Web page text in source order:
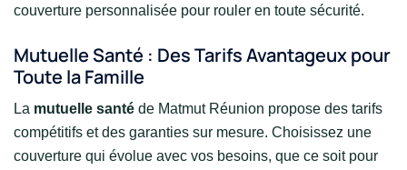
couverture personnalisée pour rouler en toute sécurité.
Mutuelle Santé : Des Tarifs Avantageux pour
Toute la Famille
La mutuelle santé de Matmut Réunion propose des tarifs
compétitifs et des garanties sur mesure. Choisissez une
couverture qui évolue avec vos besoins, que ce soit pour